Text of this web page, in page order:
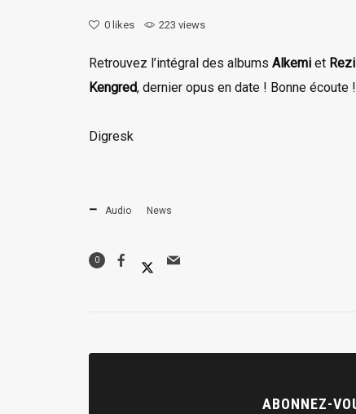
0 likes 223 views
Retrouvez l’intégral des albums Alkemi et
Kengred, dernier opus en date ! Bonne écoute !
Digresk
Audio News
0
ABONNEZ-